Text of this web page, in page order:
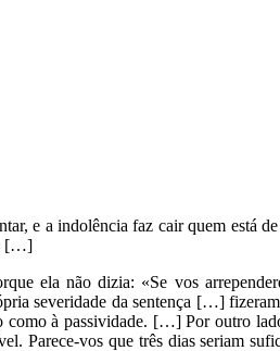
e a indolência faz cair quem está
[…]
ela não dizia: «Se vos
severidade da sentença […]
como à passividade. […] Por outro
Parece-vos que três dias seriam